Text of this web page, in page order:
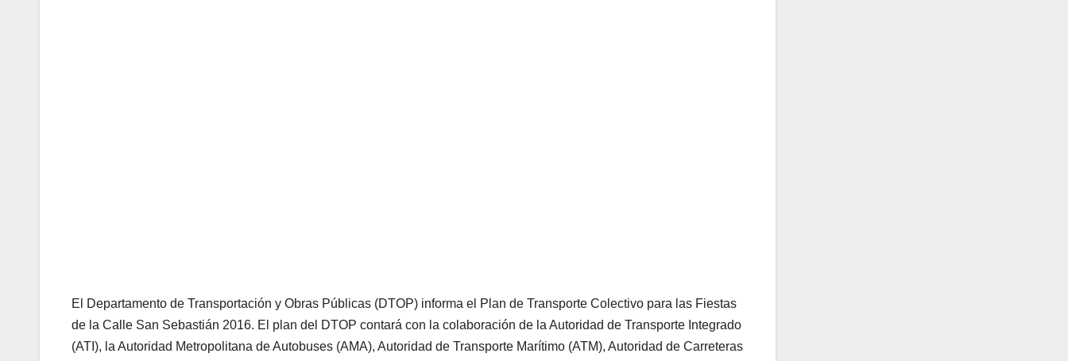
El Departamento de Transportación y Obras Públicas (DTOP) informa el Plan de Transporte Colectivo para las Fiestas
de la Calle San Sebastián 2016. El plan del DTOP contará con la colaboración de la Autoridad de Transporte Integrado
(ATI), la Autoridad Metropolitana de Autobuses (AMA), Autoridad de Transporte Marítimo (ATM), Autoridad de Carreteras